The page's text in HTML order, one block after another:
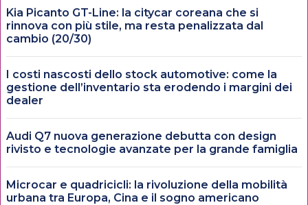
Kia Picanto GT-Line: la citycar coreana che si
rinnova con più stile, ma resta penalizzata dal
cambio (20/30)
I costi nascosti dello stock automotive: come la
gestione dell’inventario sta erodendo i margini dei
dealer
Audi Q7 nuova generazione debutta con design
rivisto e tecnologie avanzate per la grande famiglia
Microcar e quadricicli: la rivoluzione della mobilità
urbana tra Europa, Cina e il sogno americano